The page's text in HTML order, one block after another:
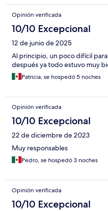
Opinión verificada
10/10 Excepcional
12 de junio de 2025
Al principio, un poco difícil
después ya todo estuvo muy
Patricia, se hospedó 5 noches
Opinión verificada
10/10 Excepcional
22 de diciembre de 2023
Muy responsables
Pedro, se hospedó 3 noches
Opinión verificada
10/10 Excepcional